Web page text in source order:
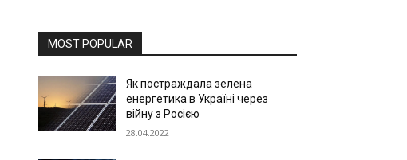
MOST POPULAR
Як постраждала зелена
енергетика в Україні через
війну з Росією
28.04.2022